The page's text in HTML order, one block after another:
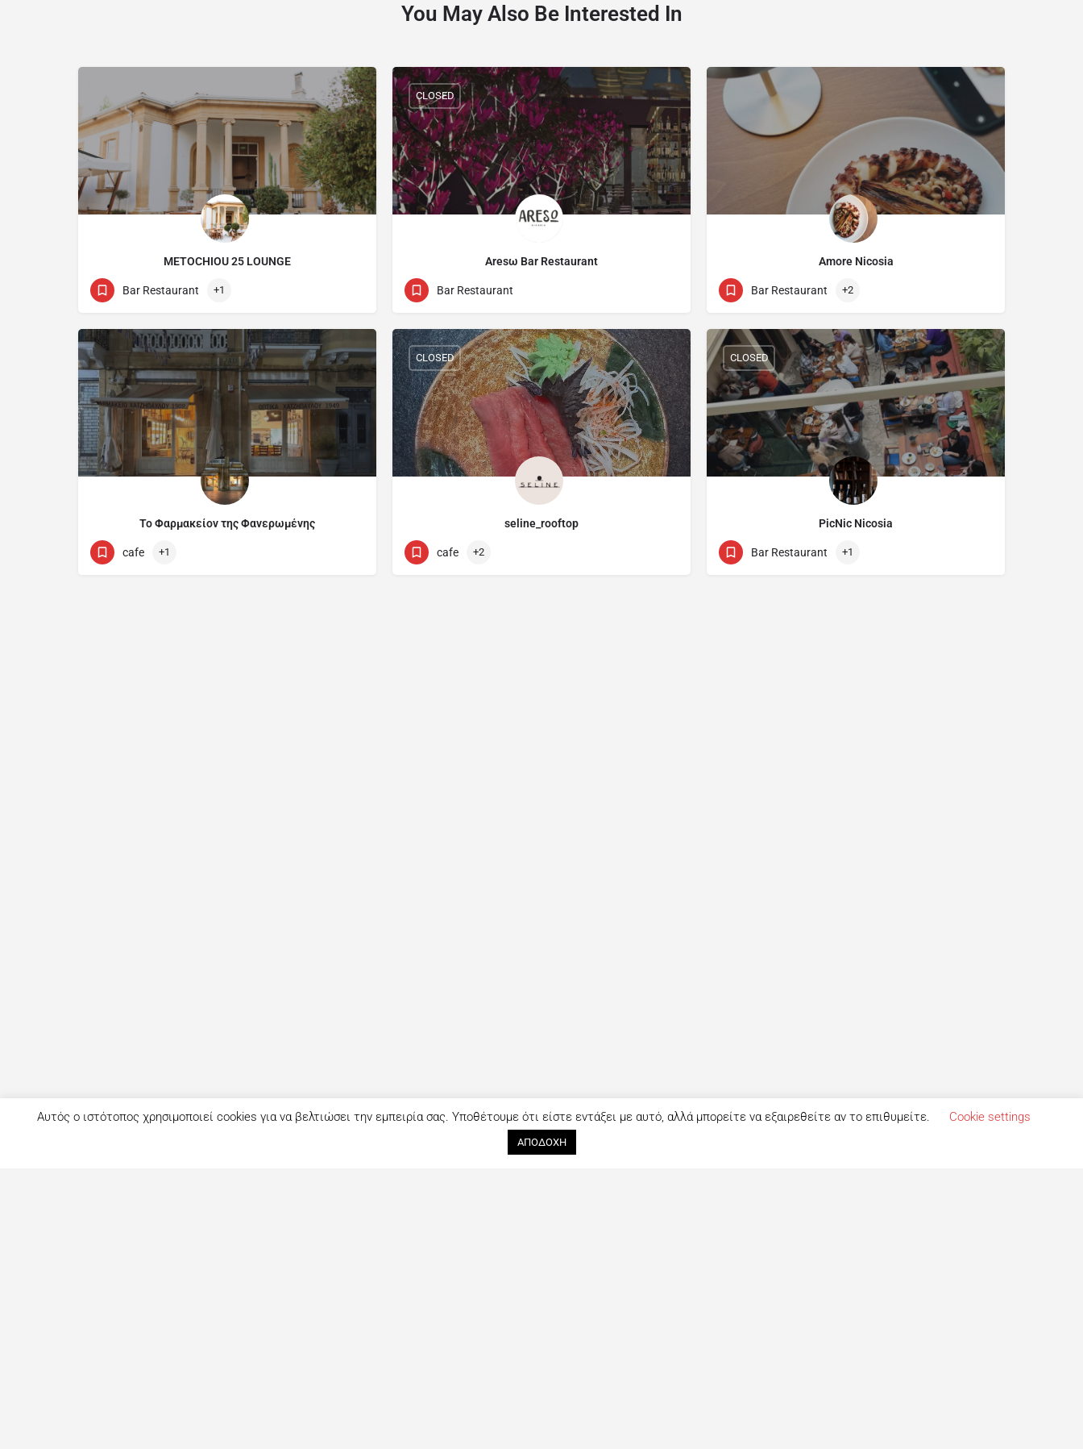
You May Also Be Interested In
METOCHIOU 25 LOUNGE
22730150
Bar Restaurant +1
Aresω Bar Restaurant
22255288 20-22 Spyrou Kyprianou Avenue
CLOSED
Bar Restaurant
Amore Nicosia
+3579400910
Bar Restaurant +2
Το Φαρμακείον της Φανερωμένης
cafe +1
seline_rooftop
CLOSED
cafe +2
PicNic Nicosia
22312962
CLOSED
Bar Restaurant +1
Αυτός ο ιστότοπος χρησιμοποιεί cookies για να βελτιώσει την εμπειρία σας. Υποθέτουμε ότι είστε εντάξει με αυτό, αλλά μπορείτε να εξαιρεθείτε αν το επιθυμείτε. Cookie settings
ΑΠΟΔΟΧΗ